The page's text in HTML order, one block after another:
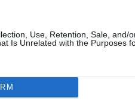
Use, Retention, Sale, and/
Is Unrelated with the Purposes
niedźwiedzia brunatnego poprzez
Pauliny Hennig-Kloski.